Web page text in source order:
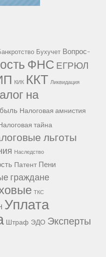
Бухучет Вопрос-
ФНС ЕГРЮЛ
КИК ККТ Ликвидация
на
Налоговая амнистия
тайна
льготы
Наследство
Патент Пени
граждане
ТКС
Уплата
Штраф ЭДО Эксперты